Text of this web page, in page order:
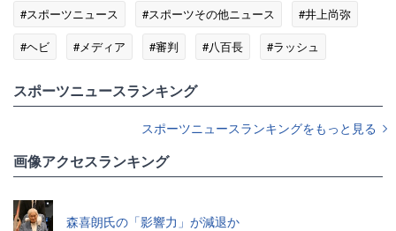
#スポーツニュース #スポーツその他ニュース
#井上尚弥
#ヘビ
#メディア #審判 #八百長
#ラッシュ
スポーツニュースランキング
スポーツニュースランキングをもっと見る
画像アクセスランキング
森喜朗氏の「影響力」が減退か